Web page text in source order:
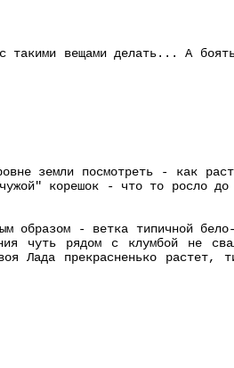
вещами делать... А
земли посмотреть - как
корешок - что то росло до
образом - ветка типичной
чуть рядом с клумбой не
Лада прекрасненько растет,